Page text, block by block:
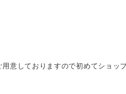
意しておりますので初めてショッ